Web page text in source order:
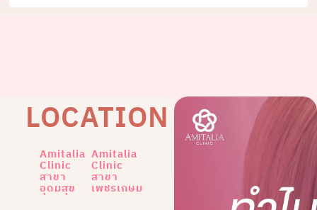
LOCATION
Amitalia
Clinic
สาขา
อุดมสุข
Amitalia
Clinic
สาขา
เพชรเกษม